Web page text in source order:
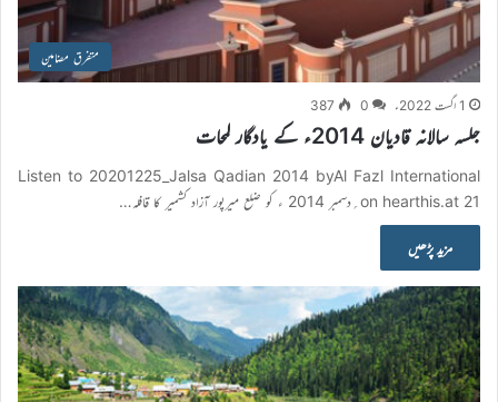
متفرق مضامین
1 اگست 2022ء 0
387
جلسہ سالانہ قادیان 2014ء کے یادگار لمحات
Listen to 20201225_Jalsa Qadian 2014 byAl Fazl International
on hearthis.at 21؍دسمبر 2014 ء کو ضلع میرپور آزاد کشمیر کا قافلہ…
مزید پڑھیں